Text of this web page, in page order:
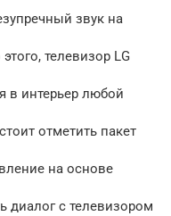
звук на
телевизор LG
в интерьер любой
отметить пакет
на основе
диалог с телевизором